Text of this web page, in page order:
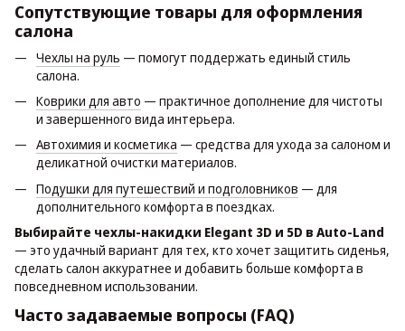
Сопутствующие товары для оформления
салона
Чехлы на руль — помогут поддержать единый стиль
салона.
Коврики для авто — практичное дополнение для чистоты
и завершенного вида интерьера.
Автохимия и косметика — средства для ухода за салоном и
деликатной очистки материалов.
Подушки для путешествий и подголовников — для
дополнительного комфорта в поездках.
Выбирайте чехлы-накидки Elegant 3D и 5D в Auto-Land
— это удачный вариант для тех, кто хочет защитить сиденья,
сделать салон аккуратнее и добавить больше комфорта в
повседневном использовании.
Часто задаваемые вопросы (FAQ)